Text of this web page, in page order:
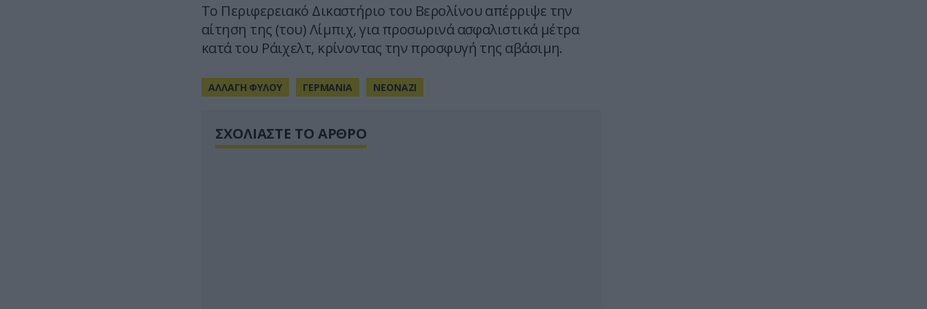
Το Περιφερειακό Δικαστήριο του Βερολίνου απέρριψε την
αίτηση της (του) Λίμπιχ, για προσωρινά ασφαλιστικά μέτρα
κατά του Ράιχελτ, κρίνοντας την προσφυγή της αβάσιμη.
ΑΛΛΑΓΗ ΦΥΛΟΥ ΓΕΡΜΑΝΙΑ ΝΕΟΝΑΖΙ
ΣΧΟΛΙΑΣΤΕ ΤΟ ΑΡΘΡΟ